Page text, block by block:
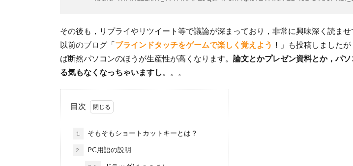
その後も，リプライやリツイート等で議論が深まっており，非常に興味深く読ませ
以前のブログ「ブラインドタッチをゲームで楽しく覚えよう ！ 」も投稿しました
ば断然パソコンのほうが生産性が高くなります。 論文とかプレゼン資料とか，パ
る気もなくなっちゃいますし 。。。
目次
1. そもそもショートカットキーとは？
2. PC用語の説明